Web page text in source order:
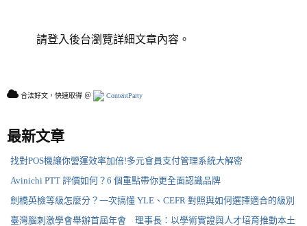
請登入後台瀏覽詳細文章內容。
合法好文，快速取得 ＠ ContentParty
最新文章
找對POS機讓你營運效率加倍!多元會員支付管理系統大解密
Avinichi PTT 評價如何？6 個重點帶你更全面認識品牌
劍橋英檢等級怎麼分？一次搞懂 YLE、CEFR 對照與如何選擇適合的級別
臺灣腦刺激學會舉辦首屆年會 理事長：以學術實證與人才培育推動本土